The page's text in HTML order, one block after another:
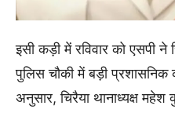
इसी कड़ी में रविवार को एसपी ने
पुलिस चौकी में बड़ी प्रशासनिक
अनुसार, चिरैया थानाध्यक्ष